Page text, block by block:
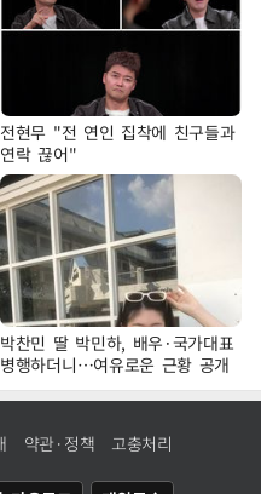
전현무 "전 연인 집착에 친구들과
연락 끊어"
박찬민 딸 박민하, 배우·국가대표
병행하더니…여유로운 근황 공개
약관·정책 고충처리